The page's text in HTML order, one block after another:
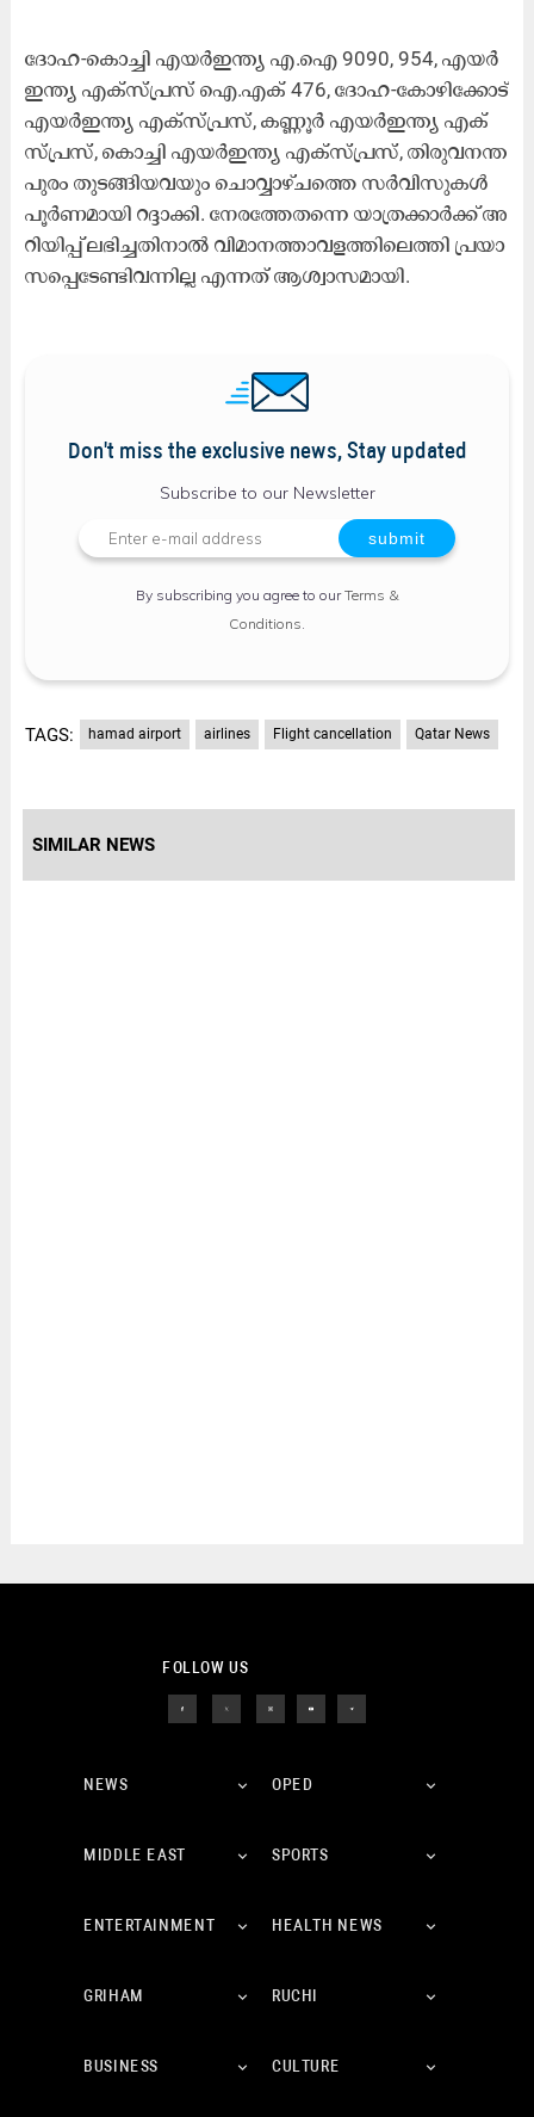
ദോ​ഹ-​കൊ​ച്ചി എ​യ​ർ​ഇ​ന്ത്യ എ.​ഐ 9090, 954, എ​യ​ർ​
ഇ​ന്ത്യ എ​ക്​​സ്​​പ്ര​സ്​ ഐ.​എ​ക്​ 476, ദോ​ഹ-​കോ​ഴി​ക്കോ​ട്​
എ​യ​ർ​ഇ​ന്ത്യ എ​ക്​​സ്​​പ്ര​സ്, ക​ണ്ണൂ​ർ എ​യ​ർ​ഇ​ന്ത്യ എ​ക്​​
സ്​​പ്ര​സ്, കൊ​ച്ചി എ​യ​ർ​ഇ​ന്ത്യ എ​ക്​​സ്​​പ്ര​സ്, തി​രു​വ​ന​ന്ത​
പു​രം തു​ട​ങ്ങി​യ​വ​യും ചൊ​വ്വാ​ഴ്​​ച​ത്തെ സ​ർ​വി​സു​ക​ൾ
പൂ​ർ​ണ​മാ​യി റ​ദ്ദാ​ക്കി. നേ​ര​ത്തേ​ത​ന്നെ യാ​ത്ര​ക്കാ​ർ​ക്ക്​ അ​
റി​യി​പ്പ്​ ല​ഭി​ച്ച​തി​നാ​ൽ വി​മാ​ന​ത്താ​വ​ള​ത്തി​ലെ​ത്തി പ്ര​യാ​
സ​പ്പെ​ടേ​ണ്ടി​വ​ന്നി​ല്ല എ​ന്ന​ത്​ ആ​ശ്വാ​സ​മാ​യി.
Don't miss the exclusive news, Stay updated
Subscribe to our Newsletter
By subscribing you agree to ourTerms &
Conditions
TAGS: hamad airport airlines Flight cancellation Qatar News
SIMILAR NEWS
FOLLOW US
NEWS OPED
MIDDLE EAST SPORTS
ENTERTAINMENT HEALTH NEWS
GRIHAM RUCHI
BUSINESS CULTURE